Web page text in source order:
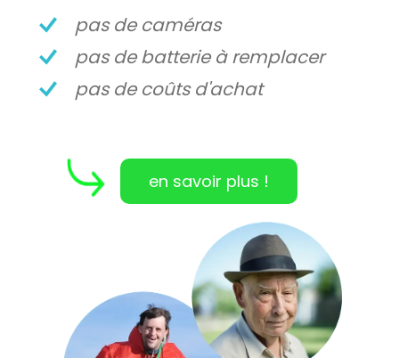
pas de caméras
pas de batterie à remplacer
pas de coûts d'achat
en savoir plus !